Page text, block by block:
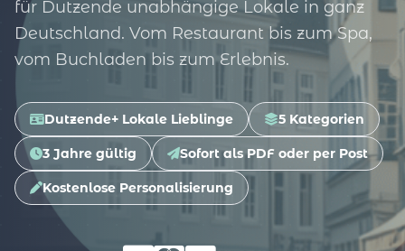
für Dutzende unabhängige Lokale in ganz
Deutschland. Vom Restaurant bis zum Spa,
vom Buchladen bis zum Erlebnis.
Dutzende+ Lokale Lieblinge 5 Kategorien
3 Jahre gültig Sofort als PDF oder per Post
Kostenlose Personalisierung